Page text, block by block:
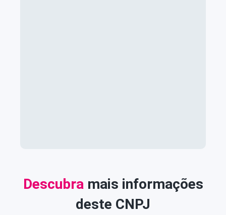
Descubra mais informações
deste CNPJ